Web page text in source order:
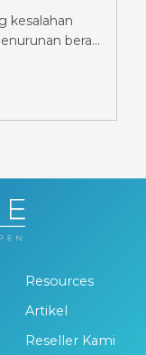
kesalahan
berat
Resources
Artikel
Reseller Kami